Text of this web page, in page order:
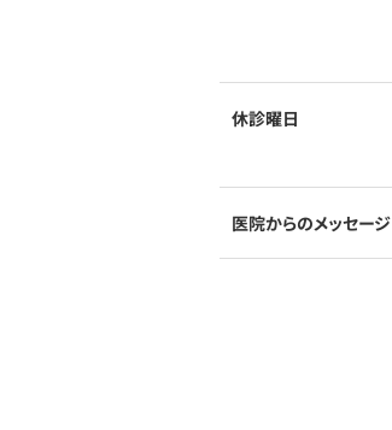
休診曜日
医院からのメッセージ